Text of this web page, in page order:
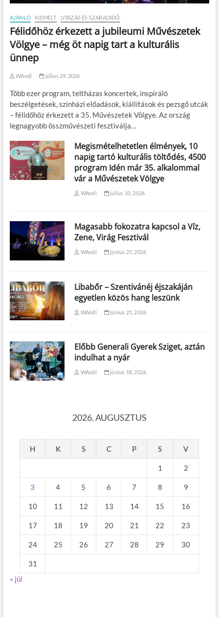
AJÁNLÓ KIEMELT UTAZÁS ÉS SZABADIDŐ
Félidőhöz érkezett a jubileumi Művészetek
Völgye – még öt napig tart a kulturális
ünnep
WAndi július 29, 2026
Több ezer program, teltházas koncertek, inspiráló
beszélgetések, színházi előadások, kiállítások és pezsgő utcák
– félidőhöz érkezett a 35. Művészetek Völgye. Az ország
legnagyobb összművészeti fesztiválja…
Megismételhetetlen élmények, 10
napig tartó kulturális töltődés, 4500
program Idén már 35. alkalommal
vár a Művészetek Völgye
WAndi július 10, 2026
Magasabb fokozatra kapcsol a Víz,
Zene, Virág Fesztivál
WAndi június 25, 2026
Libabőr – Szentivánéj éjszakáján
egyetlen közös hang leszünk
WAndi június 21, 2026
Előbb Generali Gyerek Sziget, aztán
indulhat a nyár
WAndi június 18, 2026
2026. AUGUSZTUS
H K S C P S V
1 2
3 4 5 6 7 8 9
10 11 12 13 14 15 16
17 18 19 20 21 22 23
24 25 26 27 28 29 30
31
« júl